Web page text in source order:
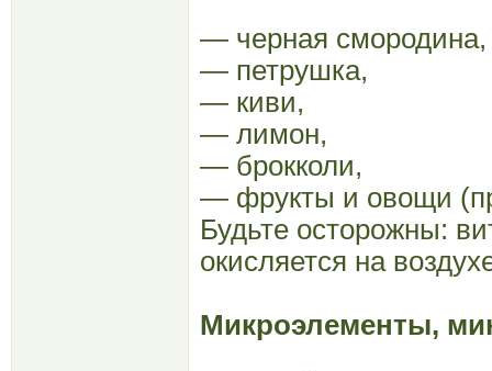
— черная смородина,
— петрушка,
— киви,
— лимон,
— брокколи,
— фрукты и овощи
Будьте осторожны:
окисляется на
Микроэлементы,